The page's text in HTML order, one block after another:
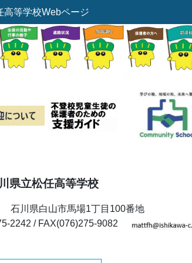
高等学校Webページ
県立松任高等学校
川県白山市馬場1丁目100番地
2242 / FAX(076)275-9082